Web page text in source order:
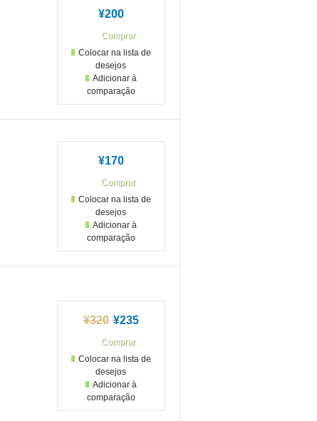
¥200
Colocar na lista de
desejos
Adicionar à
comparação
¥170
Colocar na lista de
desejos
Adicionar à
comparação
¥320 ¥235
Colocar na lista de
desejos
Adicionar à
comparação